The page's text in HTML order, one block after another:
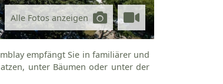
Alle Fotos anzeigen
empfängt Sie in familiärer und
unter Bäumen oder unter der